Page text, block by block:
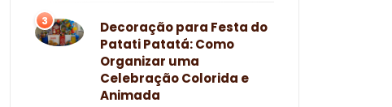
3
Decoração para Festa do
Patati Patatá: Como
Organizar uma
Celebração Colorida e
Animada